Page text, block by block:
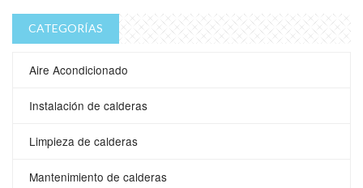
CATEGORÍAS
Aire Acondicionado
Instalación de calderas
Limpieza de calderas
Mantenimiento de calderas